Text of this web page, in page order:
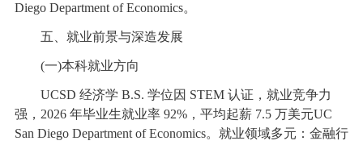
Diego Department of Economics。
五、就业前景与深造发展
(一)本科就业方向
UCSD 经济学 B.S. 学位因 STEM 认证，就业竞争力
强，2026 年毕业生就业率 92%，平均起薪 7.5 万美元UC
San Diego Department of Economics。就业领域多元：金融行